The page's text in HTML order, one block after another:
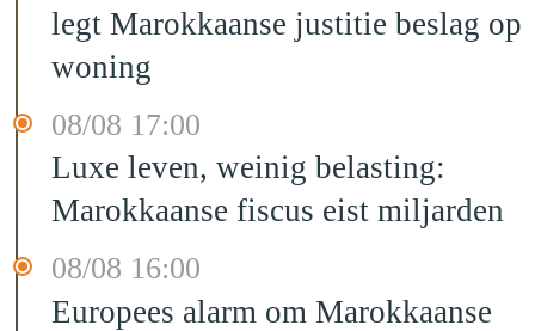
legt Marokkaanse justitie beslag op
woning
08/08 17:00
Luxe leven, weinig belasting:
Marokkaanse fiscus eist miljarden
08/08 16:00
Europees alarm om Marokkaanse